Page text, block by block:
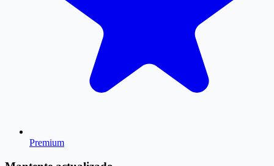
Premium